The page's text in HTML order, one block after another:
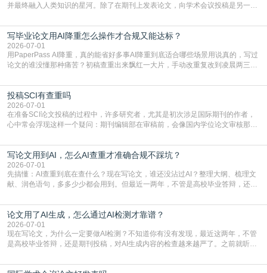
并最终融入人类知识的星河。除了在期刊上发表论文，向学术会议投稿是另一个
广阔学术天地的大门，连接着个体研究与社会网络。本篇AEIC学术交流中心小编
就为大家介绍“学术会议投稿意义”。一、加速研究成果的传播与反馈学术会议通
常具有周期短、时效性强的特点。相比期刊漫长的
写毕业论文用AI降重怎么操作才合规又能达标？
2026-07-01
用PaperPass AI降重，真的能省好多事AI降重到底适合哪些场景用说真的，写过
论文的谁没懂那种痛苦？初稿查重出来飘红一大片，手动改重复改到凌晨两三
到秃头。这时候靠谱的AI降重真的就是救命稻草，选对工具，半天就能搞定你两
三天都做不完的事。不是所有人都需要用AI降重，但如果你符合下面这些场景，
真的可以试试：初稿写完重复率远超要
投稿SCI有查重吗
2026-07-01
在准备SCI论文投稿的过程中，许多研究者，尤其是初次涉足国际期刊的作者，
心中常会浮现这样一个疑问：期刊编辑部在审稿前，会像国内学位论文审核那
论文的初审通过率。实际上，SCI期刊对重复内容的审查是严谨投稿流程中不可
或缺的一环。本篇AEIC学术交流中心小编就为大家介绍“投稿SCI有查重吗”。
一、查重是标准流程答案是明确的：绝大多数S
写论文用到AI，怎么AI查重才准确合规不踩坑？
2026-07-01
先搞懂：AI查重到底在查什么？现在写论文，谁还没沾过AI？整理大纲、梳理文
献、润色语句，多多少少都会用到。但最近一两年，不管是高校毕业答辩，还是
须加做AI查重。很多人分不清，AI查重和普通查重到底有啥区别？这里说透：普
通查重查的是你的文字和已公开文献的重复比例，防的是抄袭；AI查重查的是你
的内容里，有多少是AI生成的，防的是过
论文用了AI生成，怎么通过AI检测才靠谱？
2026-07-01
现在写论文，为什么一定要做AI检测？不知道你有没有发现，最近这两年，不管
是高校毕业答辩，还是期刊投稿，对AI生成内容的检查越来越严了。之前就听身
要求修改，还差点被判定学术不规范，真的太冤了。现在国内多数高校和核心期